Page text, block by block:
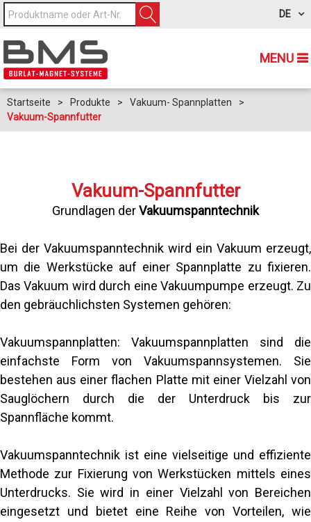
MENU
DE
Startseite > Produkte > Vakuum- Spannplatten
>
Vakuum-Spannfutter
Vakuum-Spannfutter
Grundlagen derVakuumspanntechnik
Bei der Vakuumspanntechnik wird ein Vakuum erzeugt,
um die Werkstücke auf einer Spannplatte zu fixieren.
Das Vakuum wird durch eine Vakuumpumpe erzeugt. Zu
den gebräuchlichsten Systemen gehören:
Vakuumspannplatten: Vakuumspannplatten sind die
einfachste Form von Vakuumspannsystemen. Sie
bestehen aus einer flachen Platte mit einer Vielzahl von
Sauglöchern durch die der Unterdruck bis zur
Spannfläche kommt.
Vakuumspanntechnik ist eine vielseitige und effiziente
Methode zur Fixierung von Werkstücken mittels eines
Unterdrucks. Sie wird in einer Vielzahl von Bereichen
eingesetzt und bietet eine Reihe von Vorteilen, wie